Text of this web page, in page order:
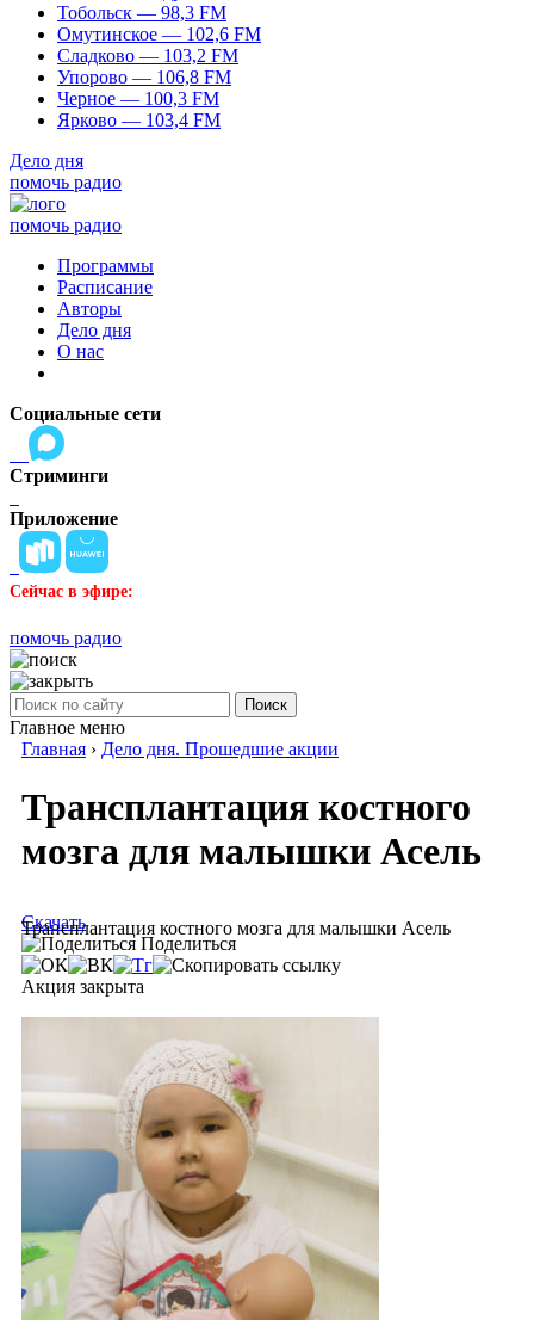
Тобольск — 98,3 FM
Омутинское — 102,6 FM
Сладково — 103,2 FM
Упорово — 106,8 FM
Черное — 100,3 FM
Ярково — 103,4 FM
Дело дня
помочь радио
помочь радио
Программы
Расписание
Авторы
Дело дня
О нас
Социальные сети
Стриминги
Приложение
Сейчас в эфире:
помочь радио
Поиск
Главное меню
Главная › Дело дня. Прошедшие акции
Трансплантация костного
мозга для малышки Асель
Трансплантация костного мозга для малышки Асель
Скачать
Поделиться
Акция закрыта